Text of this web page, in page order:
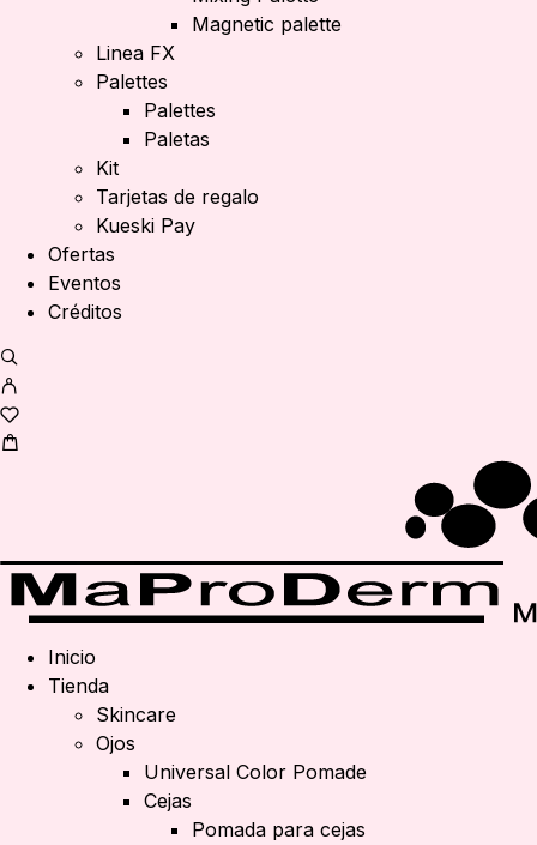
Magnetic palette
Linea FX
Palettes
Palettes
Paletas
Kit
Tarjetas de regalo
Kueski Pay
Ofertas
Eventos
Créditos
Inicio
Tienda
Skincare
Ojos
Universal Color Pomade
Cejas
Pomada para cejas